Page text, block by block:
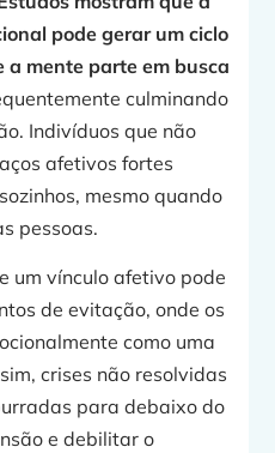
pode gerar um ciclo
a mente parte em busca
culminando
Indivíduos que não
afetivos fortes
mesmo quando
pessoas.
um vínculo afetivo pode
de evitação, onde os
como uma
crises não resolvidas
para debaixo do
e debilitar o